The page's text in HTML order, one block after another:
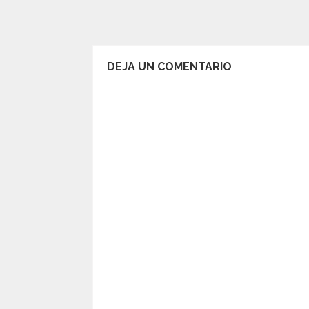
DEJA UN COMENTARIO